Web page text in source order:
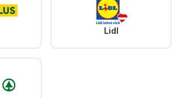
Lidl